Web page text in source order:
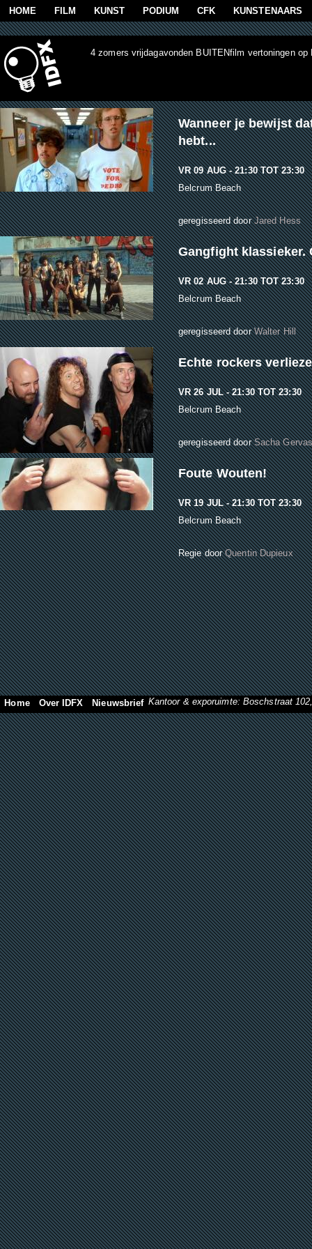
Overslaan en naar de algemene inhoud gaan
HOME FILM KUNST PODIUM CFK KUNSTENAARS
4 zomers vrijdagavonden BUITENfilm vertoningen op
Wanneer je bewijst
hebt...
VR 09 AUG -21:30TOT23:30
Belcrum Beach
geregisseerd doorJared Hess
Gangfight klassieker.
VR 02 AUG -21:30TOT23:30
Belcrum Beach
geregisseerd doorWalter Hill
Echte rockers
VR 26 JUL -21:30TOT23:30
Belcrum Beach
geregisseerd doorSacha
Foute Wouten!
VR 19 JUL -21:30TOT23:30
Belcrum Beach
Regie doorQuentin Dupieux
Home Over IDFX Nieuwsbrief Kantoor & exporuimte: Boschstraat